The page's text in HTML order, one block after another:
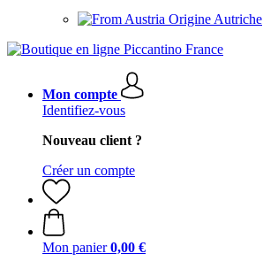
Origine Autriche
Mon compte
Identifiez-vous
Nouveau client ?
Créer un compte
Mon panier 0,00 €